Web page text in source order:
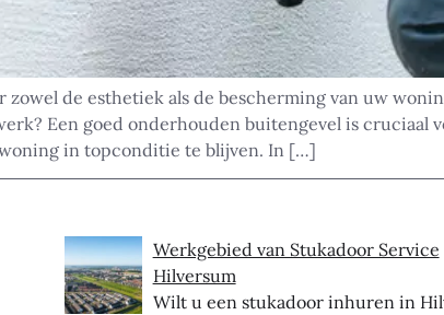
de esthetiek als de bescherming van uw
Een goed onderhouden buitengevel is cruciaal
in topconditie te blijven. In […]
Werkgebied van Stukadoor Service
Hilversum
Wilt u een stukadoor inhuren in